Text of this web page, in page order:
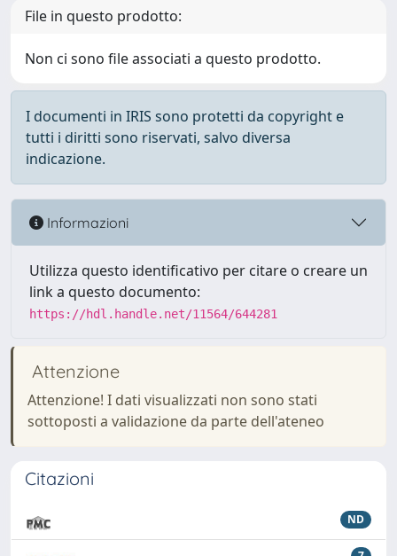
File in questo prodotto:
Non ci sono file associati a questo prodotto.
I documenti in IRIS sono protetti da copyright e
tutti i diritti sono riservati, salvo diversa
indicazione.
Informazioni
Utilizza questo identificativo per citare o creare un
link a questo documento:
https://hdl.handle.net/11564/644281
Attenzione
Attenzione! I dati visualizzati non sono stati
sottoposti a validazione da parte dell'ateneo
Citazioni
ND